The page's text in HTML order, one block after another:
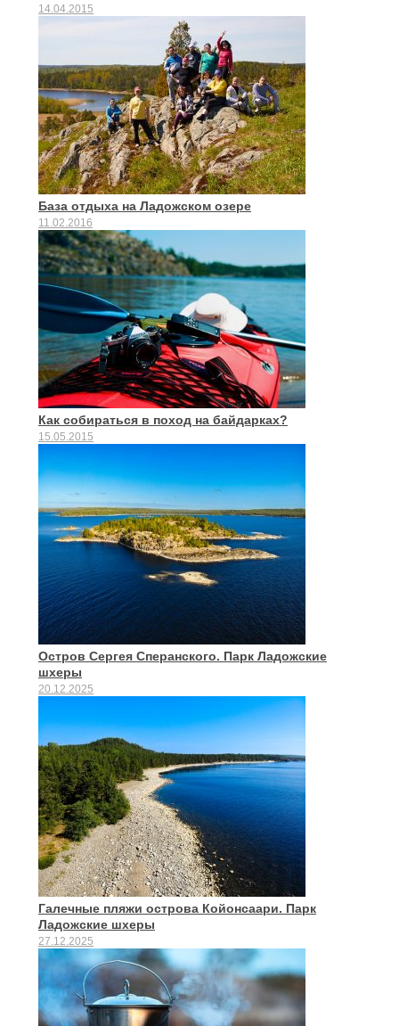
14.04.2015
База отдыха на Ладожском озере
11.02.2016
Как собираться в поход на байдарках?
15.05.2015
Остров Сергея Сперанского. Парк Ладожские
шхеры
20.12.2025
Галечные пляжи острова Койонсаари. Парк
Ладожские шхеры
27.12.2025